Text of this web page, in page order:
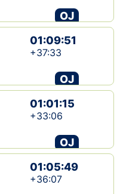
OJ
01:09:51
+37:33
OJ
01:01:15
+33:06
OJ
01:05:49
+36:07